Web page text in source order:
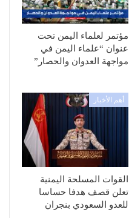
مؤتمر لعلماء اليمن تحت
عنوان “علماء اليمن في
مواجهة العدوان والحصار”
أهم الأخبار
القوات المسلحة اليمنية
تعلن قصف هدفا حساسا
للعدو السعودي بنجران